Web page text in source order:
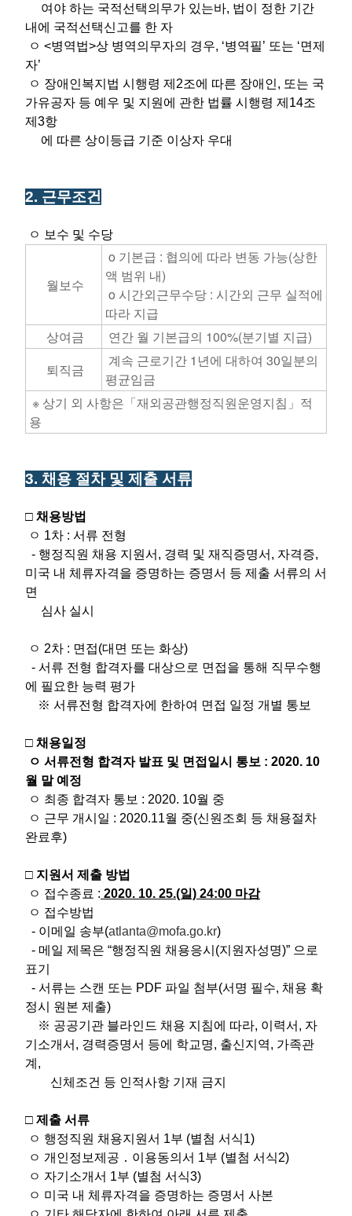
여야 하는 국적선택의무가 있는바, 법이 정한 기간
내에 국적선택신고를 한 자
ㅇ <병역법>상 병역의무자의 경우, ‘병역필’ 또는 ‘면제
자’
ㅇ 장애인복지법 시행령 제2조에 따른 장애인, 또는 국
가유공자 등 예우 및 지원에 관한 법률 시행령 제14조
제3항
에 따른 상이등급 기준 이상자 우대
​2. 근무조건
ㅇ 보수 및 수당
월보수
o 기본급 : 협의에 따라 변동 가능(상한
액 범위 내)
o 시간외근무수당 : 시간외 근무 실적에
따라 지급
상여금
연간 월 기본급의 100%(분기별 지급)
퇴직금
계속 근로기간 1년에 대하여 30일분의
평균임금
※ 상기 외 사항은「재외공관행정직원운영지침」적
용
3. 채용 절차 및 제출 서류
□ 채용방법
ㅇ 1차 : 서류 전형
- 행정직원 채용 지원서, 경력 및 재직증명서, 자격증,
미국 내 체류자격을 증명하는 증명서 등 제출 서류의 서
면
심사 실시
ㅇ 2차 : 면접(대면 또는 화상)
- 서류 전형 합격자를 대상으로 면접을 통해 직무수행
에 필요한 능력 평가
※ 서류전형 합격자에 한하여 면접 일정 개별 통보
□ 채용일정
ㅇ 서류전형 합격자 발표 및 면접일시 통보 : 2020. 10
월 말 예정
ㅇ 최종 합격자 통보 : 2020. 10월 중
ㅇ 근무 개시일 : 2020.11월 중(신원조회 등 채용절차
완료후)
□ 지원서 제출 방법
ㅇ 접수종료 : 2020. 10. 25.(일) 24:00 마감
ㅇ 접수방법
- 이메일 송부(atlanta@mofa.go.kr)
​ - 메일 제목은 “행정직원 채용응시(지원자성명)” 으로
표기
- 서류는 스캔 또는 PDF 파일 첨부(서명 필수, 채용 확
정시 원본 제출)
※ 공공기관 블라인드 채용 지침에 따라, 이력서, 자
기소개서, 경력증명서 등에 학교명, 출신지역, 가족관
계,
신체조건 등 인적사항 기재 금지
□ 제출 서류
ㅇ 행정직원 채용지원서 1부 (별첨 서식1)
ㅇ 개인정보제공 ․ 이용동의서 1부 (별첨 서식2)
ㅇ 자기소개서 1부 (별첨 서식3)
ㅇ 미국 내 체류자격을 증명하는 증명서 사본